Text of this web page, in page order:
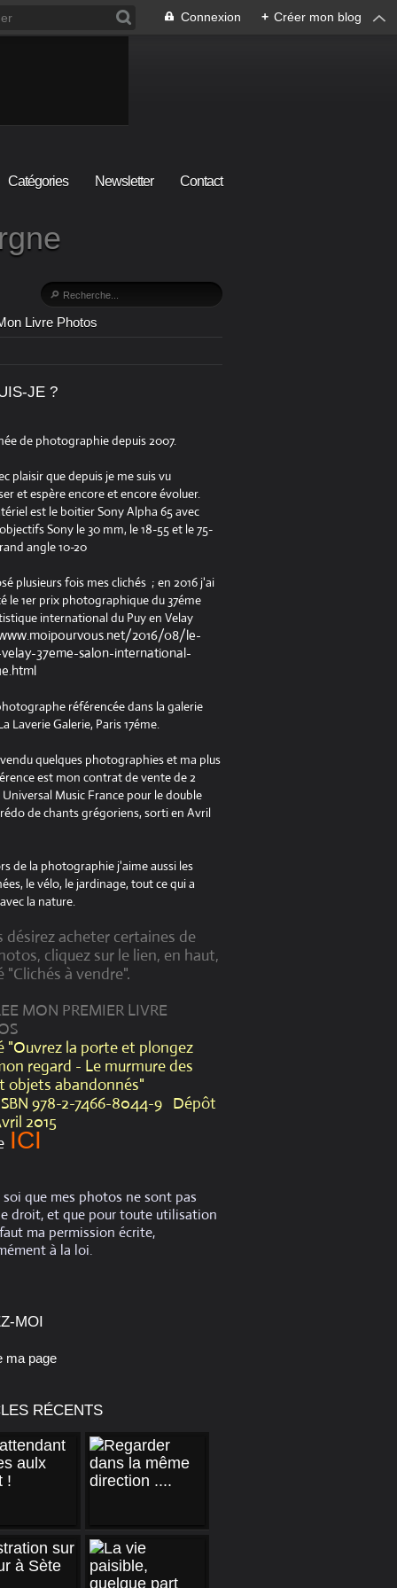
Connexion + Créer mon blog
Catégories Newsletter Contact
Livre Photos
JE ?
de photographie depuis 2007.
plaisir que depuis je me suis vu
et espère encore et encore évoluer.
est le boitier Sony Alpha 65 avec
Sony le 30 mm, le 18-55 et le 75-
angle 10-20
plusieurs fois mes clichés ; en 2016 j'ai
le 1er prix photographique du 37éme
international du Puy en Velay
2016/08/le-
37eme-salon-international-
référencée dans la galerie
Laverie Galerie, Paris 17éme.
quelques photographies et ma plus
est mon contrat de vente de 2
Universal Music France pour le double
de chants grégoriens, sorti en Avril
de la photographie j'aime aussi les
le vélo, le jardinage, tout ce qui a
la nature.
désirez acheter certaines de
cliquez sur le lien, en haut,
à vendre".
MON PREMIER LIVRE
"Ouvrez la porte et plongez
regard - Le murmure des
objets abandonnés"
978-2-7466-8044-9 Dépôt
2015
ICI
soi que mes photos ne sont pas
droit, et que pour toute utilisation
ma permission écrite,
à la loi.
MOI
ma page
RÉCENTS